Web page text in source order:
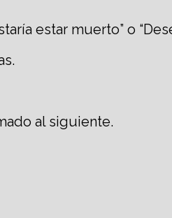
estar muerto” o
al siguiente.